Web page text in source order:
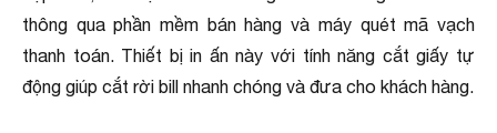
thông qua phần mềm bán hàng và máy quét mã vạch
thanh toán. Thiết bị in ấn này với tính năng cắt giấy tự
động giúp cắt rời bill nhanh chóng và đưa cho khách hàng.